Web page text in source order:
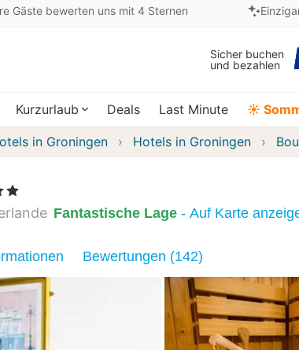
Gäste bewerten uns mit 4 Sternen
Sicher buchen
und bezahlen
Kurzurlaub Deals Last Minute ☀️
in Groningen Hotels in Groningen
Fantastische Lage - Auf Karte
Bewertungen (142)